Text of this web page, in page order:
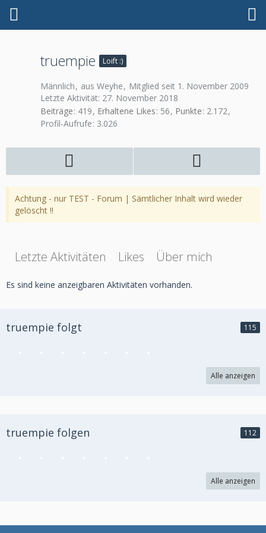
truempie Loift :)
Männlich aus Weyhe
Mitglied seit 1. November 2009
Letzte Aktivität: 27. November 2018
Beiträge 419 Erhaltene Likes 56 Punkte 2.172
Profil-Aufrufe 3.026
Achtung - nur TEST - Forum | Sämtlicher Inhalt wird wieder
gelöscht !!
Letzte Aktivitäten Likes Über mich
Es sind keine anzeigbaren Aktivitäten vorhanden.
truempie folgt 115
Alle anzeigen
truempie folgen 112
Alle anzeigen